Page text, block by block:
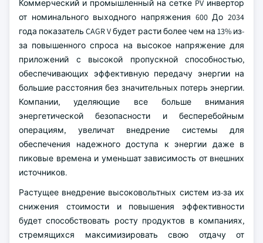
Коммерческий и промышленный на сетке PV инвертор
от номинального выходного напряжения 600 До 2034
года показатель CAGR V будет расти более чем на 13% из-
за повышенного спроса на высокое напряжение для
приложений с высокой пропускной способностью,
обеспечивающих эффективную передачу энергии на
большие расстояния без значительных потерь энергии.
Компании, уделяющие все больше внимания
энергетической безопасности и бесперебойным
операциям, увеличат внедрение системы для
обеспечения надежного доступа к энергии даже в
пиковые времена и уменьшат зависимость от внешних
источников.
Растущее внедрение высоковольтных систем из-за их
снижения стоимости и повышения эффективности
будет способствовать росту продуктов в компаниях,
стремящихся максимизировать свою отдачу от